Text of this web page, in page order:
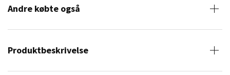
Andre købte også
Produktbeskrivelse